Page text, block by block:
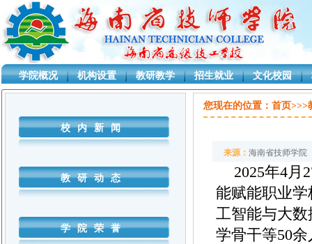
学院概况 机构设置 教研教学 招生就业 文化校园
D:\CYJ\Projects\sjxsystem\SjxSystem.Business\AgenClass.cs
校内新闻
教研动态
学院荣誉
您现在的位置： 首页>>>
来源： 海南省技师学院
2025年4月
能赋能职业
工智能与大
学骨干等50